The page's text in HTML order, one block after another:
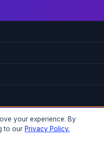
DESCUENTO
your experience. By
to our Privacy Policy.